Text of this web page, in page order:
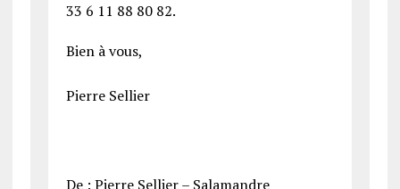
33 6 11 88 80 82.
Bien à vous,
Pierre Sellier
De : Pierre Sellier – Salamandre